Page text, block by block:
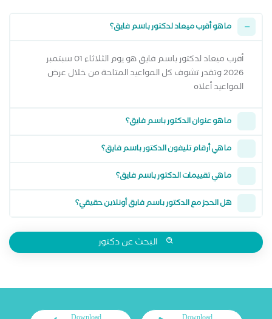
ما هو أقرب ميعاد لدكتور باسم فايق؟
أقرب ميعاد لدكتور باسم فايق هو يوم الثلاثاء 01 سبتمبر
2026 وتقدر تشوف كل المواعيد المتاحة من خلال عرض
المواعيد أعلاه
ما هو عنوان الدكتور باسم فايق؟
ما هي أرقام تليفون الدكتور باسم فايق؟
ما هي تقييمات الدكتور باسم فايق؟
هل الحجز مع الدكتور باسم فايق أونلاين حقيقي؟
البحث عن دكتور
Download
Download